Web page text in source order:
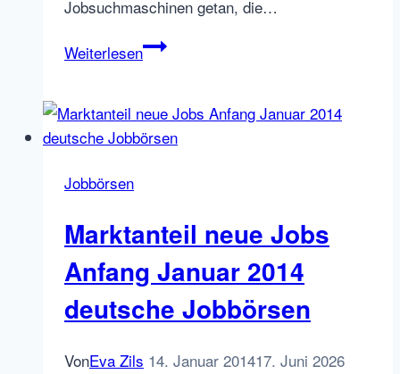
Jobsuchmaschinen getan, die…
WeiterlesenJobsuchmaschinen
–
die
Jobbörsen
Marktanteil neue Jobs
Anfang Januar 2014
deutsche Jobbörsen
VonEva Zils 14. Januar 201417. Juni 2026